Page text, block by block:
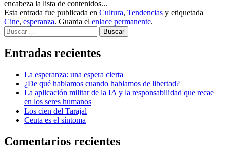
encabeza la lista de contenidos...
Esta entrada fue publicada en Cultura, Tendencias y etiquetada
Cine, esperanza. Guarda el enlace permanente.
Buscar
Entradas recientes
La esperanza: una espera cierta
¿De qué hablamos cuando hablamos de libertad?
La aplicación militar de la IA y la responsabilidad que recae
en los seres humanos
Los cien del Tarajal
Ceuta es el síntoma
Comentarios recientes